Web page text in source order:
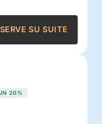
SU SUITE
20%